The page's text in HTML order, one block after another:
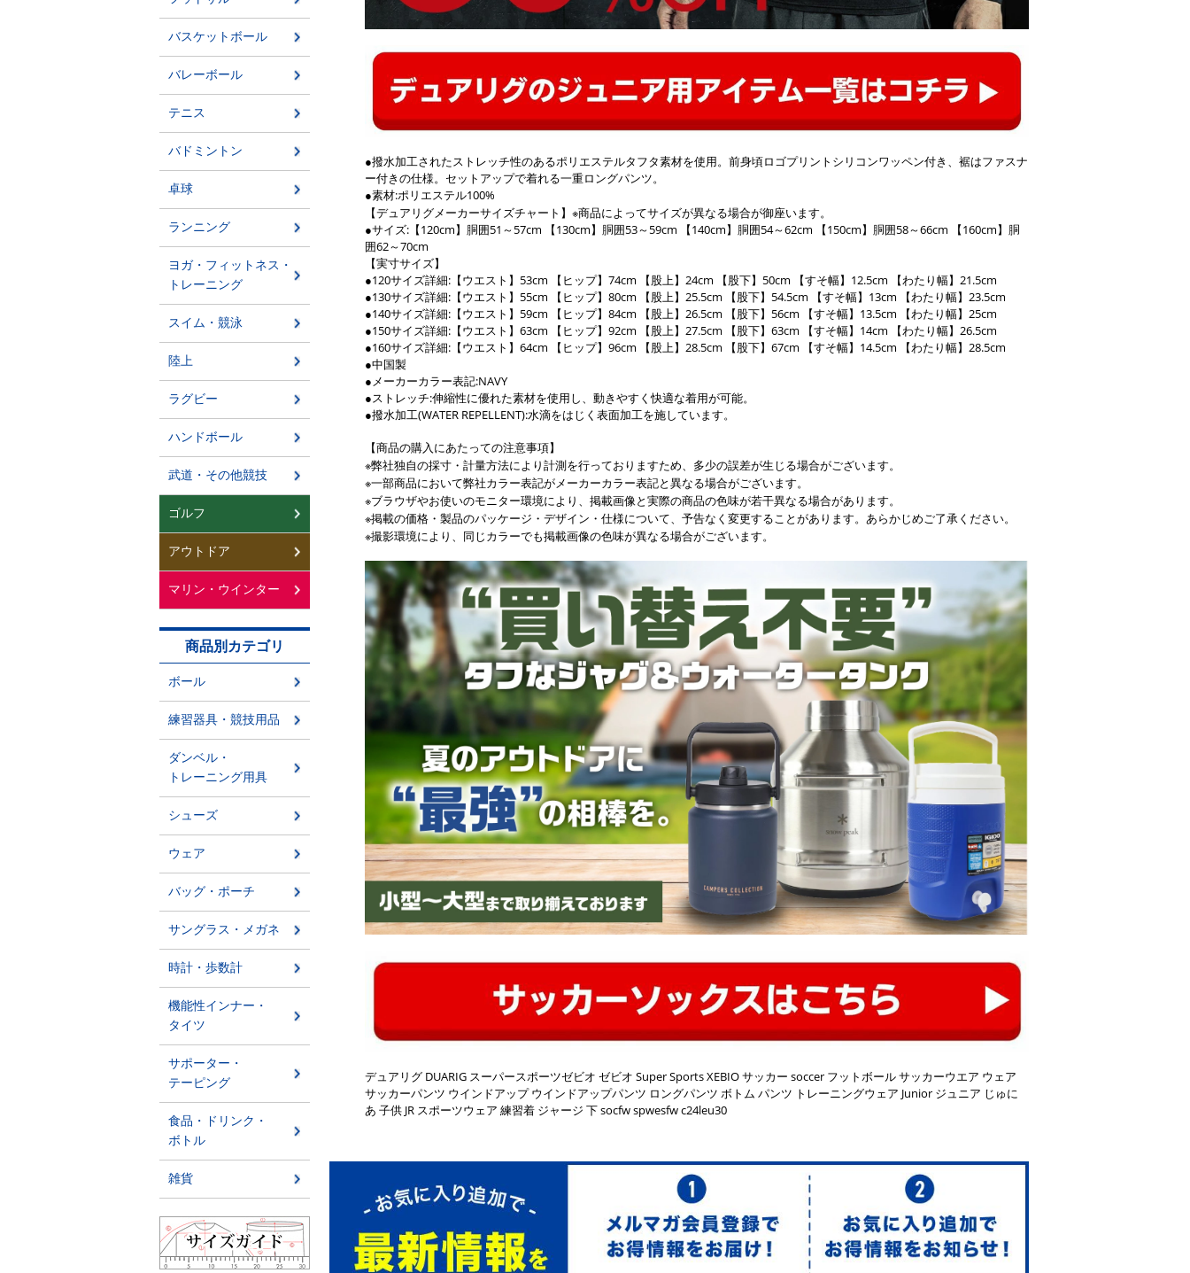
●撥水加工されたストレッチ性のあるポリエステルタフタ素材を使用。前身頃ロゴプリントシリコンワッペン付き、裾はファスナ
ー付きの仕様。セットアップで着れる一重ロングパンツ。
●素材:ポリエステル100%
【デュアリグメーカーサイズチャート】※商品によってサイズが異なる場合が御座います。
●サイズ:【120cm】胴囲51～57cm 【130cm】胴囲53～59cm 【140cm】胴囲54～62cm 【150cm】胴囲58～66cm 【160cm】胴
囲62～70cm
【実寸サイズ】
●120サイズ詳細:【ウエスト】53cm 【ヒップ】74cm 【股上】24cm 【股下】50cm 【すそ幅】12.5cm 【わたり幅】21.5cm
●130サイズ詳細:【ウエスト】55cm 【ヒップ】80cm 【股上】25.5cm 【股下】54.5cm 【すそ幅】13cm 【わたり幅】23.5cm
●140サイズ詳細:【ウエスト】59cm 【ヒップ】84cm 【股上】26.5cm 【股下】56cm 【すそ幅】13.5cm 【わたり幅】25cm
●150サイズ詳細:【ウエスト】63cm 【ヒップ】92cm 【股上】27.5cm 【股下】63cm 【すそ幅】14cm 【わたり幅】26.5cm
●160サイズ詳細:【ウエスト】64cm 【ヒップ】96cm 【股上】28.5cm 【股下】67cm 【すそ幅】14.5cm 【わたり幅】28.5cm
●中国製
●メーカーカラー表記:NAVY
●ストレッチ:伸縮性に優れた素材を使用し、動きやすく快適な着用が可能。
●撥水加工(WATER REPELLENT):水滴をはじく表面加工を施しています。
【商品の購入にあたっての注意事項】
※弊社独自の採寸・計量方法により計測を行っておりますため、多少の誤差が生じる場合がございます。
※一部商品において弊社カラー表記がメーカーカラー表記と異なる場合がございます。
※ブラウザやお使いのモニター環境により、掲載画像と実際の商品の色味が若干異なる場合があります。
※掲載の価格・製品のパッケージ・デザイン・仕様について、予告なく変更することがあります。あらかじめご了承ください。
※撮影環境により、同じカラーでも掲載画像の色味が異なる場合がございます。
デュアリグ DUARIG スーパースポーツゼビオ ゼビオ Super Sports XEBIO サッカー soccer フットボール サッカーウエア ウェア
サッカーパンツ ウインドアップ ウインドアップパンツ ロングパンツ ボトム パンツ トレーニングウェア Junior ジュニア じゅに
あ 子供 JR スポーツウェア 練習着 ジャージ 下 socfw spwesfw c24leu30